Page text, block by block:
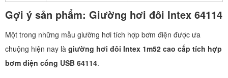
Gợi ý sản phẩm: Giường hơi đôi Intex 64114
Một trong những mẫu giường hơi tích hợp bơm điện được ưa
chuộng hiện nay là giường hơi đôi Intex 1m52 cao cấp tích hợp
bơm điện cổng USB 64114.